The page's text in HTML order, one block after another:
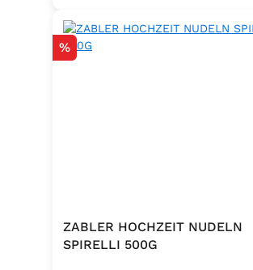
bewusste Ernährung und
unkomplizierte Würzung in der
Rabatt
%
ZABLER HOCHZEIT NUDELN
SPIRELLI 500G